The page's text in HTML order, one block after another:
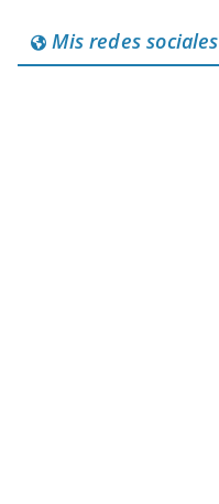
Mis redes sociales